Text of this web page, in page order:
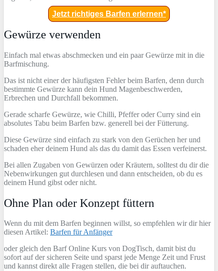
Jetzt richtiges Barfen erlernen*
Gewürze verwenden
Einfach mal etwas abschmecken und ein paar Gewürze mit in die
Barfmischung.
Das ist nicht einer der häufigsten Fehler beim Barfen, denn durch
bestimmte Gewürze kann dein Hund Magenbeschwerden,
Erbrechen und Durchfall bekommen.
Gerade scharfe Gewürze, wie Chilli, Pfeffer oder Curry sind ein
absolutes Tabu beim Barfen bzw. generell bei der Fütterung.
Diese Gewürze sind einfach zu stark von den Gerüchen her und
schaden eher deinem Hund als das du damit das Essen verfeinerst.
Bei allen Zugaben von Gewürzen oder Kräutern, solltest du dir die
Nebenwirkungen gut durchlesen und dann entscheiden, ob du es
deinem Hund gibst oder nicht.
Ohne Plan oder Konzept füttern
Wenn du mit dem Barfen beginnen willst, so empfehlen wir dir hier
diesen Artikel: Barfen für Anfänger
oder gleich den Barf Online Kurs von DogTisch, damit bist du
sofort auf der sicheren Seite und sparst jede Menge Zeit und Frust
und kannst direkt alle Fragen stellen, die bei dir auftauchen.